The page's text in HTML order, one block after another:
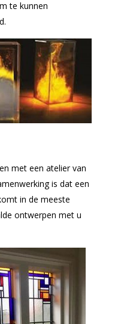
te kunnen
met een atelier van
is dat een
in de meeste
ontwerpen met u
Gelaagd glas
Gehard glas
Enkelglas
Glas in lood
Projecten
Algemene